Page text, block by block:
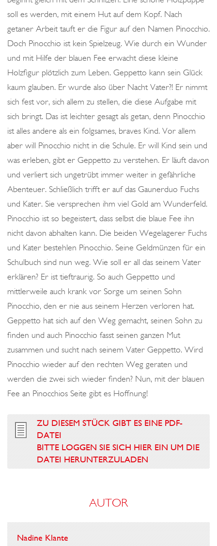
L
I
C
H
K
E
I
T
soll es werden, mit einem Hut auf dem Kopf. Nach
getaner Arbeit tauft er die Figur auf den Namen Pinocchio.
Doch Pinocchio ist kein Spielzeug. Wie durch ein Wunder
und mit Hilfe der blauen Fee erwacht diese kleine
Holzfigur plötzlich zum Leben. Geppetto kann sein Glück
kaum glauben. Er wurde also über Nacht Vater?! Er nimmt
sich fest vor, sich allem zu stellen, die diese Aufgabe mit
sich bringt. Das ist leichter gesagt als getan, denn Pinocchio
ist alles andere als ein folgsames, braves Kind. Vor allem
aber will Pinocchio nicht in die Schule. Er will Kind sein und
was erleben, gibt er Geppetto zu verstehen. Er läuft davon
und verliert sich ungetrübt immer weiter in gefährliche
Abenteuer. Schließlich trifft er auf das Gaunerduo Fuchs
und Kater. Sie versprechen ihm viel Gold am Wunderfeld.
Pinocchio ist so begeistert, dass selbst die blaue Fee ihn
nicht davon abhalten kann. Die beiden Wegelagerer Fuchs
und Kater bestehlen Pinocchio. Seine Geldmünzen für ein
Schulbuch sind nun weg. Wie soll er all das seinem Vater
erklären? Er ist tieftraurig. So auch Geppetto und
mittlerweile auch krank vor Sorge um seinen Sohn
Pinocchio, den er nie aus seinem Herzen verloren hat.
Geppetto hat sich auf den Weg gemacht, seinen Sohn zu
finden und auch Pinocchio fasst seinen ganzen Mut
zusammen und sucht nach seinem Vater Geppetto. Wird
Pinocchio wieder auf den rechten Weg geraten und
werden die zwei sich wieder finden? Nun, mit der blauen
Fee an Pinocchios Seite gibt es Hoffnung!
ZU DIESEM STÜCK GIBT ES EINE PDF-
DATEI
BITTE LOGGEN SIE SICH HIER EIN UM DIE
DATEI HERUNTERZULADEN
AUTOR
Nadine Klante